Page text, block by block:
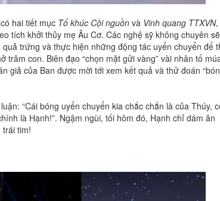
hai tiết mục Tổ khúc Cội nguồn và Vinh quang TTXVN,
tích khởi thủy mẹ Âu Cơ. Các nghệ sỹ không chuyên sẽ
trứng và thực hiện những động tác uyển chuyển để
con. Biên đạo “chọn mặt gửi vàng” vài nhân tố
giả của Ban được mời tới xem kết quả và thử đoán
“Cái bóng uyển chuyển kia chắc chắn là của Thúy,
là Hạnh!”. Ngậm ngùi, tối hôm đó, Hạnh chỉ dám ăn
tim!